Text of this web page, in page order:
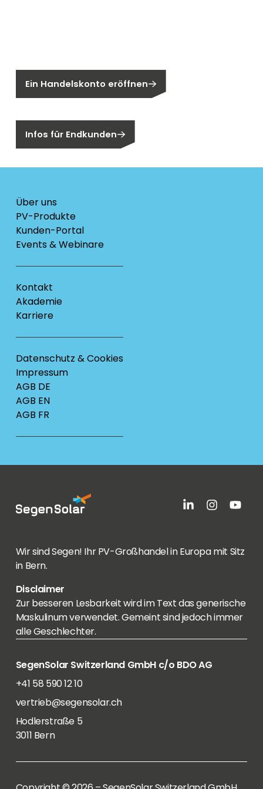
Ein Handelskonto eröffnen
Infos für Endkunden
Über uns
PV-Produkte
Kunden-Portal
Events & Webinare
Kontakt
Akademie
Karriere
Datenschutz & Cookies
Impressum
AGB DE
AGB EN
AGB FR
Wir sind Segen! Ihr PV-Großhandel in Europa mit Sitz
in Bern.
Disclaimer
Zur besseren Lesbarkeit wird im Text das generische
Maskulinum verwendet. Gemeint sind jedoch immer
alle Geschlechter.
SegenSolar Switzerland GmbH c/o BDO AG
+41 58 590 12 10
vertrieb@segensolar.ch
Hodlerstraße 5
3011 Bern